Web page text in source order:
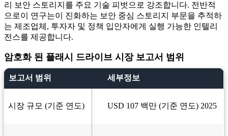
리 보안 스토리지를 주요 기술 피벗으로 강조합니다. 전반적
으로이 연구는이 진화하는 보안 중심 스토리지 부문을 추적하
는 제조업체, 투자자 및 정책 입안자에게 실행 가능한 인텔리
전스를 제공합니다.
암호화 된 플래시 드라이브 시장 보고서 범위
보고서 범위 세부정보
시장 규모 (기준 연도) USD 107 백만 (기준 연도) 2025